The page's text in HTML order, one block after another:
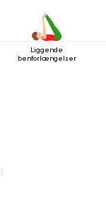
Liggende
benforlængelser